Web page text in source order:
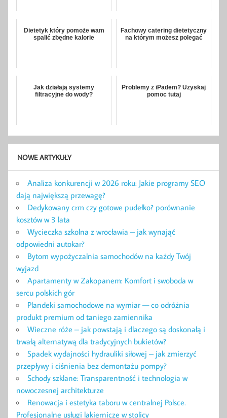
Dietetyk który pomoże wam
spalić zbędne kalorie
Fachowy catering dietetyczny
na którym możesz polegać
Jak działają systemy
filtracyjne do wody?
Problemy z iPadem? Uzyskaj
pomoc tutaj
NOWE ARTYKUŁY
Analiza konkurencji w 2026 roku: Jakie programy SEO
dają największą przewagę?
Dedykowany crm czy gotowe pudełko? porównanie
kosztów w 3 lata
Wycieczka szkolna z wrocławia – jak wynająć
odpowiedni autokar?
Bytom wypożyczalnia samochodów na każdy Twój
wyjazd
Apartamenty w Zakopanem: Komfort i swoboda w
sercu polskich gór
Plandeki samochodowe na wymiar — co odróżnia
produkt premium od taniego zamiennika
Wieczne róże – jak powstają i dlaczego są doskonałą i
trwałą alternatywą dla tradycyjnych bukietów?
Spadek wydajności hydrauliki siłowej – jak zmierzyć
przepływy i ciśnienia bez demontażu pompy?
Schody szklane: Transparentność i technologia w
nowoczesnej architekturze
Renowacja i estetyka taboru w centralnej Polsce.
Profesjonalne usługi lakiernicze w stolicy